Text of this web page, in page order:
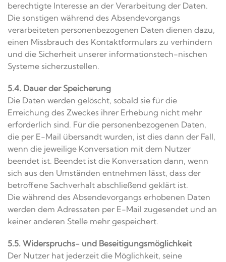
berechtigte Interesse an der Verarbeitung der Daten.
Die sonstigen während des Absendevorgangs
verarbeiteten personenbezogenen Daten dienen dazu,
einen Missbrauch des Kontaktformulars zu verhindern
und die Sicherheit unserer informationstech-nischen
Systeme sicherzustellen.
5.4. Dauer der Speicherung
Die Daten werden gelöscht, sobald sie für die
Erreichung des Zweckes ihrer Erhebung nicht mehr
erforderlich sind. Für die personenbezogenen Daten,
die per E-Mail übersandt wurden, ist dies dann der Fall,
wenn die jeweilige Konversation mit dem Nutzer
beendet ist. Beendet ist die Konversation dann, wenn
sich aus den Umständen entnehmen lässt, dass der
betroffene Sachverhalt abschließend geklärt ist.
Die während des Absendevorgangs erhobenen Daten
werden dem Adressaten per E-Mail zugesendet und an
keiner anderen Stelle mehr gespeichert.
5.5. Widerspruchs- und Beseitigungsmöglichkeit
Der Nutzer hat jederzeit die Möglichkeit, seine